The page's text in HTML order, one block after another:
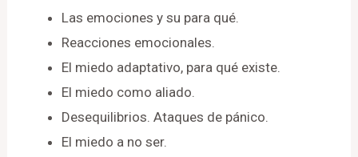
Las emociones y su para qué.
Reacciones emocionales.
El miedo adaptativo, para qué existe.
El miedo como aliado.
Desequilibrios. Ataques de pánico.
El miedo a no ser.